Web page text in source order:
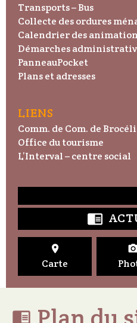
Transports – Bus
Collecte des ordures
Calendrier des
Démarches
PanneauPocket
Plans et adresses
LIENS
Comm. de Com. de
Office du tourisme
L’Interval – centre social


Carte
